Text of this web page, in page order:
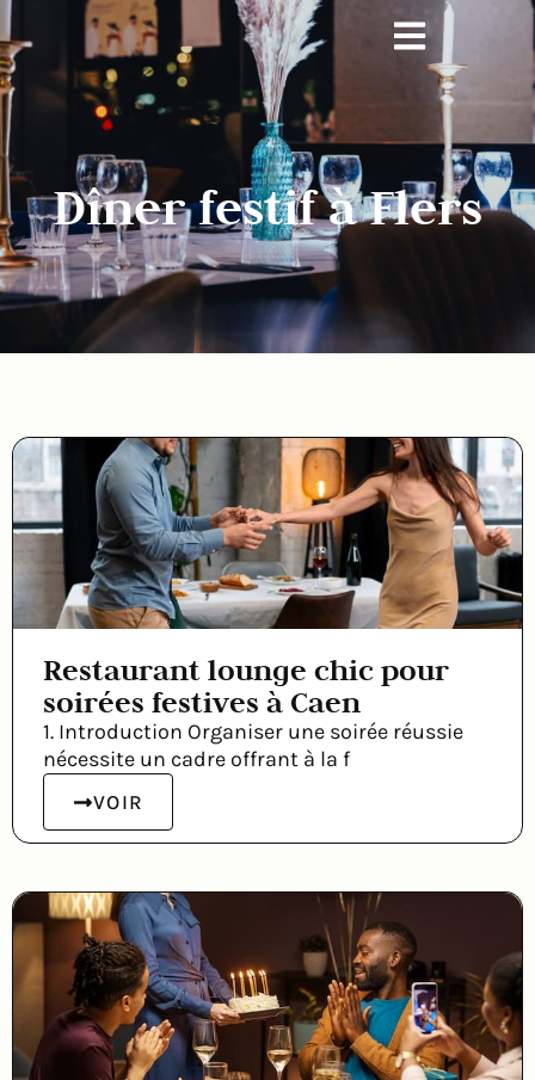
Dîner festif à Flers
Restaurant lounge chic pour
soirées festives à Caen
1. Introduction Organiser une soirée réussie
nécessite un cadre offrant à la f
VOIR